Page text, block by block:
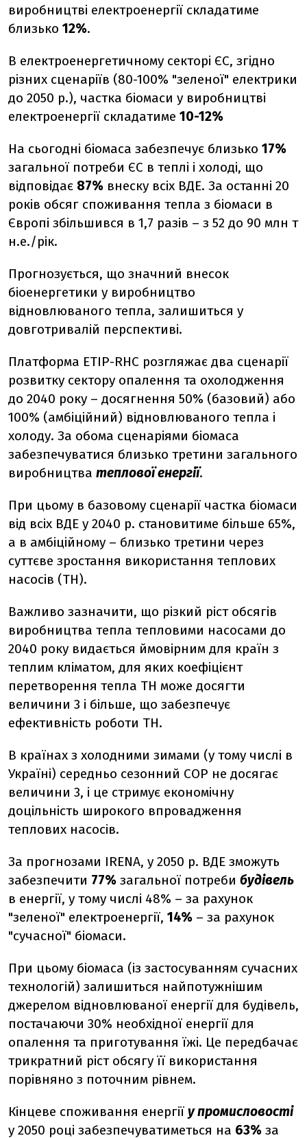
виробництві електроенергії складатиме
близько 12%.
В електроенергетичному секторі ЄС, згідно
різних сценаріїв (80-100% "зеленої" електрики
до 2050 р.), частка біомаси у виробництві
електроенергії складатиме 10-12%
На сьогодні біомаса забезпечує близько 17%
загальної потреби ЄС в теплі і холоді, що
відповідає 87% внеску всіх ВДЕ. За останні 20
років обсяг споживання тепла з біомаси в
Європі збільшився в 1,7 разів – з 52 до 90 млн т
н.е./рік.
Прогнозується, що значний внесок
біоенергетики у виробництво
відновлюваного тепла, залишиться у
довготривалій перспективі.
Платформа ETIP-RHC розгляжає два сценарії
розвитку сектору опалення та охолодження
до 2040 року – досягнення 50% (базовий) або
100% (амбіційний) відновлюваного тепла і
холоду. За обома сценаріями біомаса
забезпечуватися близько третини загального
виробництва теплової енергії.
При цьому в базовому сценарії частка біомаси
від всіх ВДЕ у 2040 р. становитиме більше 65%,
а в амбіційному – близько третини через
суттєве зростання використання теплових
насосів (ТН).
Важливо зазначити, що різкий ріст обсягів
виробництва тепла тепловими насосами до
2040 року видається ймовірним для країн з
теплим кліматом, для яких коефіцієнт
перетворення тепла ТН може досягти
величини 3 і більше, що забезпечує
ефективність роботи ТН.
В країнах з холодними зимами (у тому числі в
Україні) середньо сезонний СОР не досягає
величини 3, і це стримує економічну
доцільність широкого впровадження
теплових насосів.
За прогнозами IRENA, у 2050 р. ВДЕ зможуть
забезпечити 77% загальної потреби будівель
в енергії, у тому числі 48% – за рахунок
"зеленої" електроенергії, 14% – за рахунок
"сучасної" біомаси.
При цьому біомаса (із застосуванням сучасних
технологій) залишиться найпотужнішим
джерелом відновлюваної енергії для будівель,
постачаючи 30% необхідної енергії для
опалення та приготування їжі. Це передбачає
трикратний ріст обсягу її використання
порівняно з поточним рівнем.
Кінцеве споживання енергії у промисловості
у 2050 році забезпечуватиметься на 63% за